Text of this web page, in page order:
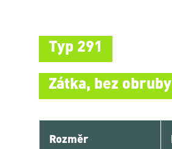
Typ 291
Zátka, bez obruby
Rozměr